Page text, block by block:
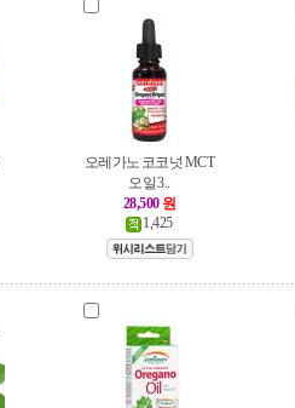
오레가노 코코넛 MCT
오일 3..
28,500 원
1,425